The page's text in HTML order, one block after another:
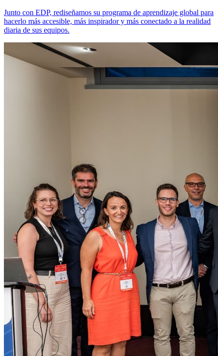
Junto con EDP, rediseñamos su programa de aprendizaje global para
hacerlo más accesible, más inspirador y más conectado a la realidad
diaria de sus equipos.